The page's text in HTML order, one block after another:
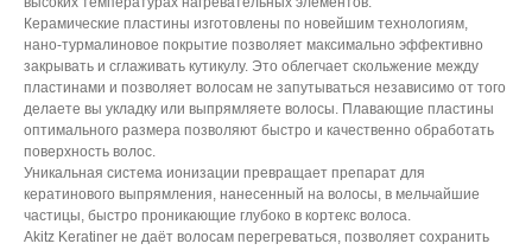
Керамические пластины изготовлены по новейшим технологиям,
нано-турмалиновое покрытие позволяет максимально эффективно
закрывать и сглаживать кутикулу. Это облегчает скольжение между
пластинами и позволяет волосам не запутываться независимо от того
делаете вы укладку или выпрямляете волосы. Плавающие пластины
оптимального размера позволяют быстро и качественно обработать
поверхность волос.
Уникальная система ионизации превращает препарат для
кератинового выпрямления, нанесенный на волосы, в мельчайшие
частицы, быстро проникающие глубоко в кортекс волоса.
Akitz Keratiner не даёт волосам перегреваться, позволяет сохранить